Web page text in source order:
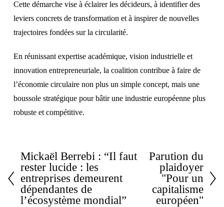
Cette démarche vise à éclairer les décideurs, à identifier des
leviers concrets de transformation et à inspirer de nouvelles
trajectoires fondées sur la circularité.
En réunissant expertise académique, vision industrielle et
innovation entrepreneuriale, la coalition contribue à faire de
l’économie circulaire non plus un simple concept, mais une
boussole stratégique pour bâtir une industrie européenne plus
robuste et compétitive.
Mickaël Berrebi : “Il faut
rester lucide : les
entreprises demeurent
dépendantes de
l’écosystème mondial”
Parution du
plaidoyer
"Pour un
capitalisme
européen"